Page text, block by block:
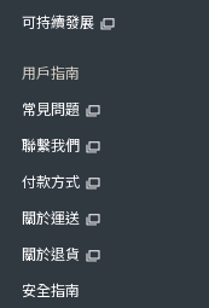
可持續發展
用戶指南
常見問題
聯繫我們
付款方式
關於運送
關於退貨
安全指南